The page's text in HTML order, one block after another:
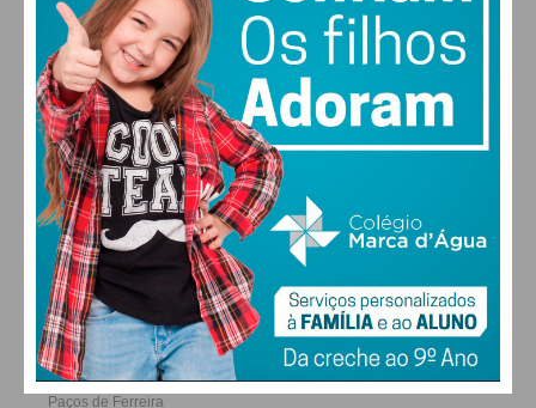
QUI SEX SÁB
FARMACIAS DE SERVIÇO EM PAÇOS DE
FERREIRA